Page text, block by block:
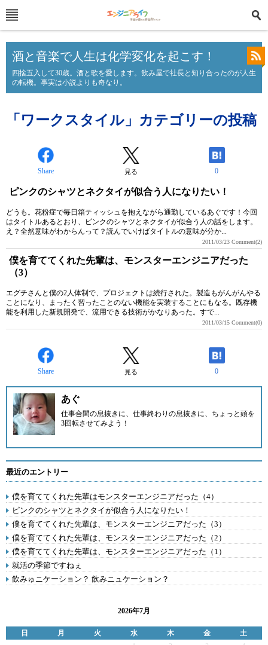
酒と音楽で人生は化学変化を起こす！
四捨五入して30歳。酒と歌を愛します。飲み屋で社長と知り合ったのが人生
の転機。事実は小説よりも奇なり。
「ワークスタイル」カテゴリーの投稿
Share 見る 0
ピンクのシャツとネクタイが似合う人になりたい！
どうも。花粉症で毎日箱ティッシュを抱えながら通勤しているあぐです！今回
はタイトルあるとおり、ピンクのシャツとネクタイが似合う人の話をします。
え？全然意味がわからんって？読んでいけばタイトルの意味が分か...
2011/03/23 Comment(2)
僕を育ててくれた先輩は、モンスターエンジニアだった
（3）
エグチさんと僕の2人体制で、プロジェクトは続行された。製造もがんがんやる
ことになり、まったく習ったことのない機能を実装することにもなる。既存機
能を利用した新規開発で、流用できる技術がかなりあった。すで...
2011/03/15 Comment(0)
Share 見る 0
あぐ
仕事合間の息抜きに、仕事終わりの息抜きに、ちょっと頭を
3回転させてみよう！
最近のエントリー
僕を育ててくれた先輩はモンスターエンジニアだった（4）
ピンクのシャツとネクタイが似合う人になりたい！
僕を育ててくれた先輩は、モンスターエンジニアだった（3）
僕を育ててくれた先輩は、モンスターエンジニアだった（2）
僕を育ててくれた先輩は、モンスターエンジニアだった（1）
就活の季節ですねぇ
飲みゅニケーション？ 飲みニュケーション？
2026年7月
日 月 火 水 木 金
土